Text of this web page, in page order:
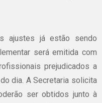
ajustes já estão sendo
será emitida com
prejudicados a
dia. A Secretaria solicita
ser obtidos junto à